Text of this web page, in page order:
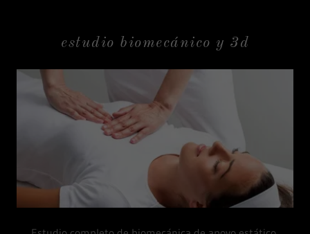
estudio biomecánico y 3d